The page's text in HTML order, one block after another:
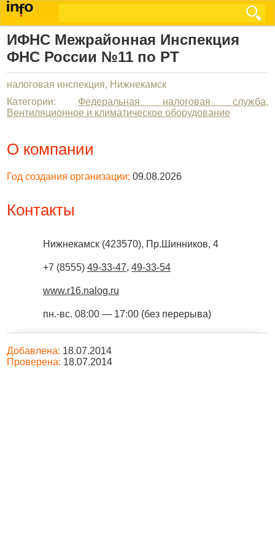
ИФНС Межрайонная Инспекция
ФНС России №11 по РТ
налоговая инспекция, Нижнекамск
Категории: Федеральная налоговая служба,
Вентиляционное и климатическое оборудование
О компании
Год создания организации: 09.08.2026
Контакты
Нижнекамск (423570), Пр.Шинников, 4
+7 (8555) 49-33-47, 49-33-54
www.r16.nalog.ru
пн.-вс. 08:00 — 17:00 (без перерыва)
Добавлена: 18.07.2014
Проверена: 18.07.2014